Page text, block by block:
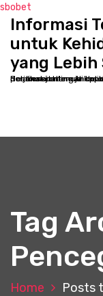
sbobet
Informasi
untuk
yang Lebih
Selamat datang di kppbcjakarta.net - Destinasi online Anda untuk memulai perjalanan menuju kesehatan optimal dan
Tag
Home Posts